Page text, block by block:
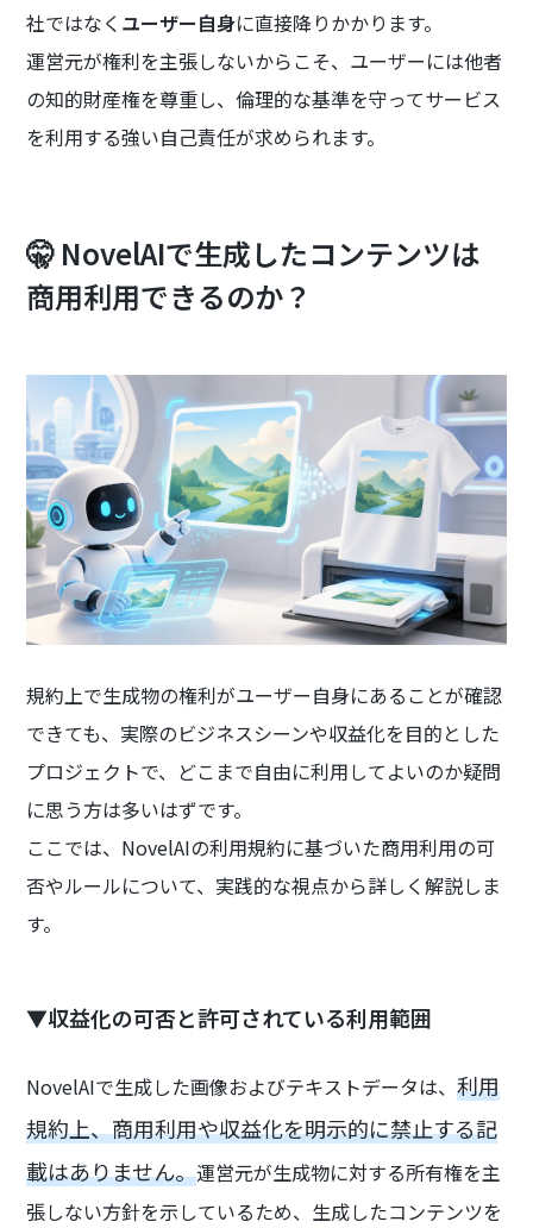
社ではなく ユーザー自身に直接降りかかります。
運営元が権利を主張しないからこそ、ユーザーには他者
の知的財産権を尊重し、倫理的な基準を守ってサービス
を利用する強い自己責任が求められます。
🤫 NovelAIで生成したコンテンツは
商用利用できるのか？
規約上で生成物の権利がユーザー自身にあることが確認
できても、実際のビジネスシーンや収益化を目的とした
プロジェクトで、どこまで自由に利用してよいのか疑問
に思う方は多いはずです。
ここでは、NovelAIの利用規約に基づいた商用利用の可
否やルールについて、実践的な視点から詳しく解説しま
す。
▼収益化の可否と許可されている利用範囲
NovelAIで生成した画像およびテキストデータは、利用
規約上、商用利用や収益化を明示的に禁止する記
載はありません。運営元が生成物に対する所有権を主
張しない方針を示しているため、生成したコンテンツを